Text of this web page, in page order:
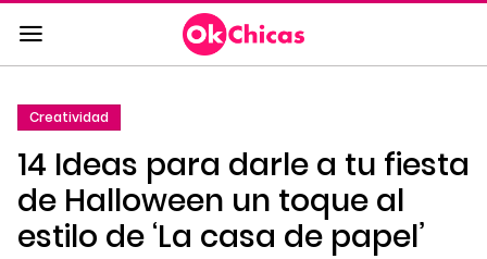
Saltar
al
contenido
la
navegación
principal
Creatividad
14 Ideas para darle a tu fiesta
de Halloween un toque al
estilo de ‘La casa de papel’